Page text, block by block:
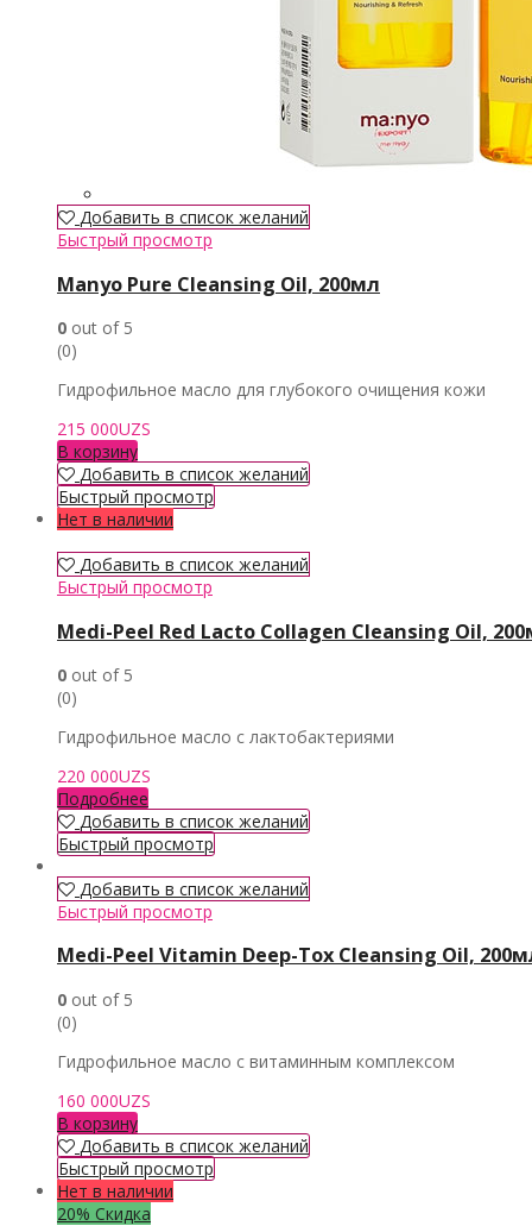
Добавить в список желаний
Быстрый просмотр
Manyo Pure Cleansing Oil, 200мл
0 out of 5
(0)
Гидрофильное масло для глубокого очищения кожи
215 000UZS
В корзину
Добавить в список желаний
Быстрый просмотр
Нет в наличии
Добавить в список желаний
Быстрый просмотр
Medi-Peel Red Lаcto Collagen Cleansing Oil,
0 out of 5
(0)
Гидрофильное масло с лактобактериями
220 000UZS
Подробнее
Добавить в список желаний
Быстрый просмотр
Добавить в список желаний
Быстрый просмотр
Medi-Peel Vitamin Deep-Tox Cleansing Oil,
0 out of 5
(0)
Гидрофильное масло с витаминным комплексом
160 000UZS
В корзину
Добавить в список желаний
Быстрый просмотр
Нет в наличии
20% Скидка